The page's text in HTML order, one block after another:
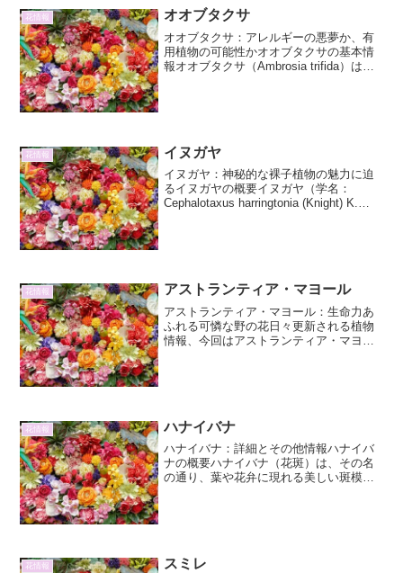
さを学ぶことは、子どもの知的好奇心を
刺激し、情緒豊かな育成に繋...
花情報 オオブタクサ
オオブタクサ：アレルギーの悪夢か、有
用植物の可能性かオオブタクサの基本情
報オオブタクサ（Ambrosia trifida）は、
花情報 イヌガヤ
イヌガヤ：神秘的な裸子植物の魅力に迫
るイヌガヤの概要イヌガヤ（学名：
Cephalotaxus harringtonia (Knight) K.
花情報 アストランティア・マヨール
アストランティア・マヨール：生命力あ
ふれる可憐な野の花日々更新される植物
情報、今回はアストランティア・マヨー
花情報 ハナイバナ
ハナイバナ：詳細とその他情報ハナイバ
ナの概要ハナイバナ（花斑）は、その名
の通り、葉や花弁に現れる美しい斑模様
花情報 スミレ